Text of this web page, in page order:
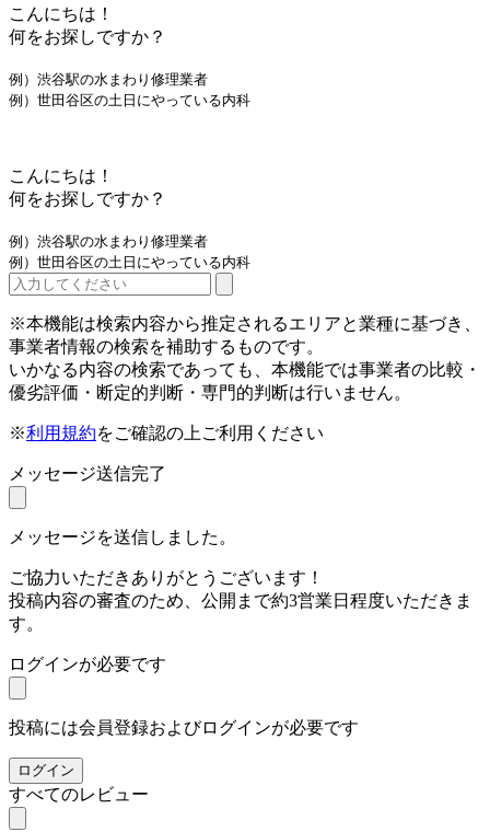
こんにちは！
何をお探しですか？
例）渋谷駅の水まわり修理業者
例）世田谷区の土日にやっている内科
こんにちは！
何をお探しですか？
例）渋谷駅の水まわり修理業者
例）世田谷区の土日にやっている内科
※本機能は検索内容から推定されるエリアと業種に基づき、
事業者情報の検索を補助するものです。
いかなる内容の検索であっても、本機能では事業者の比較・
優劣評価・断定的判断・専門的判断は行いません。
※利用規約をご確認の上ご利用ください
メッセージ送信完了
メッセージを送信しました。
ご協力いただきありがとうございます！
投稿内容の審査のため、公開まで約3営業日程度いただきま
す。
ログインが必要です
投稿には会員登録およびログインが必要です
ログイン
すべてのレビュー